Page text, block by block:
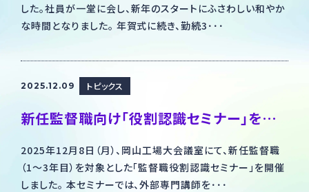
した。社員が一堂に会し、新年のスタートにふさわしい和やか
な時間となりました。 年賀式に続き、勤続3･･･
2025.12.09 トピックス
新任監督職向け「役割認識セミナー」を開催しました
2025年12月8日（月）、岡山工場大会議室にて、新任監督職
（1～3年目）を対象とした「監督職役割認識セミナー」を開催
しました。 本セミナーでは、外部専門講師を･･･